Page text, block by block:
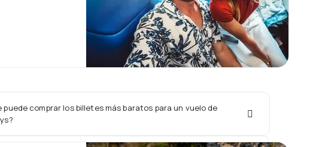
comprar los billetes más baratos para un vuelo de